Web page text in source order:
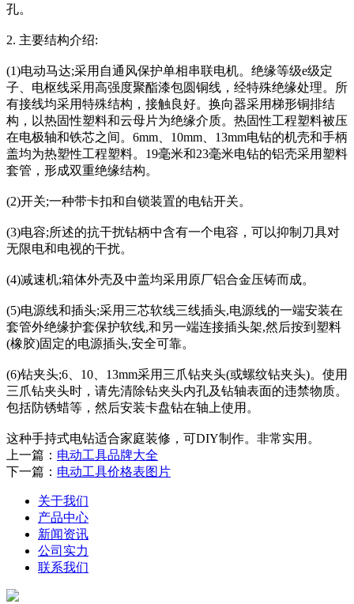
孔。
2. 主要结构介绍:
(1)电动马达;采用自通风保护单相串联电机。绝缘等级e级定
子、电枢线采用高强度聚酯漆包圆铜线，经特殊绝缘处理。所
有接线均采用特殊结构，接触良好。换向器采用梯形铜排结
构，以热固性塑料和云母片为绝缘介质。热固性工程塑料被压
在电极轴和铁芯之间。6mm、10mm、13mm电钻的机壳和手柄
盖均为热塑性工程塑料。19毫米和23毫米电钻的铝壳采用塑料
套管，形成双重绝缘结构。
(2)开关;一种带卡扣和自锁装置的电钻开关。
(3)电容;所述的抗干扰钻柄中含有一个电容，可以抑制刀具对
无限电和电视的干扰。
(4)减速机;箱体外壳及中盖均采用原厂铝合金压铸而成。
(5)电源线和插头;采用三芯软线三线插头,电源线的一端安装在
套管外绝缘护套保护软线,和另一端连接插头架,然后按到塑料
(橡胶)固定的电源插头,安全可靠。
(6)钻夹头;6、10、13mm采用三爪钻夹头(或螺纹钻夹头)。使用
三爪钻夹头时，请先清除钻夹头内孔及钻轴表面的违禁物质。
包括防锈蜡等，然后安装卡盘钻在轴上使用。
这种手持式电钻适合家庭装修，可DIY制作。非常实用。
上一篇： 电动工具品牌大全
下一篇： 电动工具价格表图片
关于我们
产品中心
新闻资讯
公司实力
联系我们